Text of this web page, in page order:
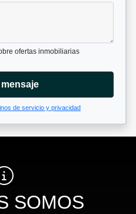
ofertas inmobiliarias
de servicio y privacidad
SOMOS